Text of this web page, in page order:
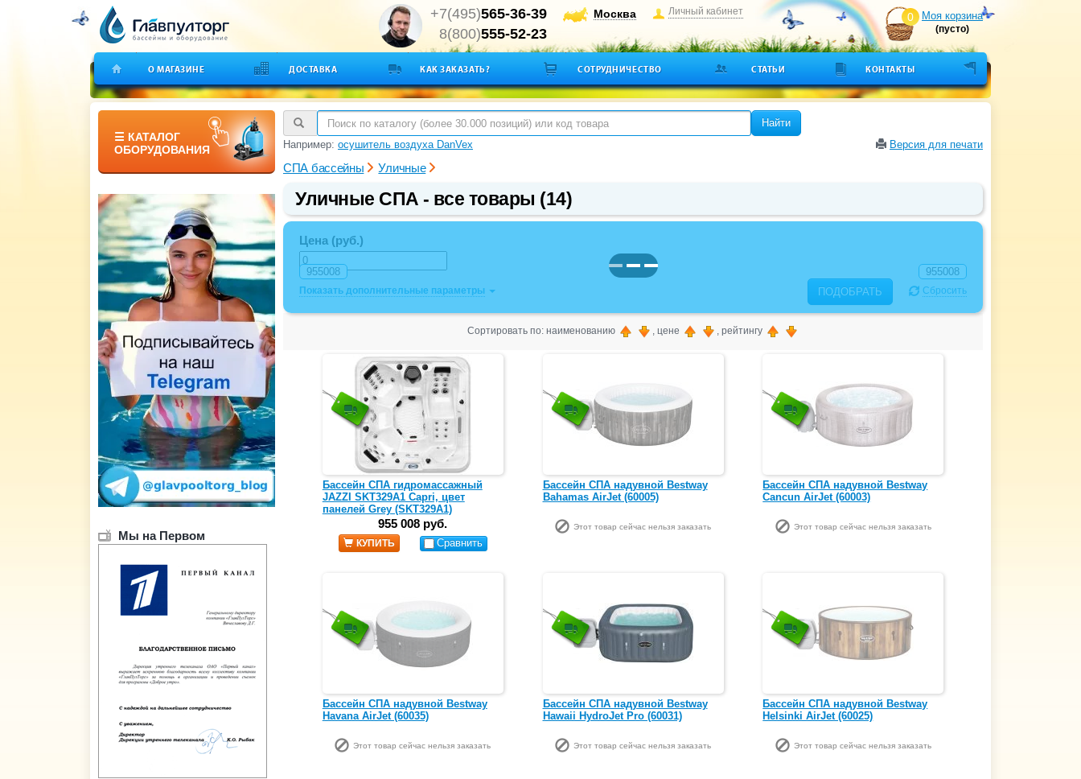
+7(495)565-36-39
8(800)555-52-23
Москва Личный кабинет 0 Моя корзина
(пусто)
О МАГАЗИНЕ ДОСТАВКА КАК ЗАКАЗАТЬ? СОТРУДНИЧЕСТВО СТАТЬИ КОНТАКТЫ
☰ КАТАЛОГ
ОБОРУДОВАНИЯ
Мы на Первом
Найти
Например: осушитель воздуха DanVex Версия для печати
СПА бассейны Уличные
Уличные СПА - все товары (14)
Цена (руб.)
Показать дополнительные параметры Сбросить
ПОДОБРАТЬ
Сортировать по: наименованию , цене , рейтингу
Бассейн СПА гидромассажный
JAZZI SKT329A1 Capri, цвет
панелей Grey (SKT329A1)
955 008 руб.
КУПИТЬ Сравнить
Бассейн СПА надувной Bestway
Bahamas AirJet (60005)
Этот товар сейчас нельзя заказать
Бассейн СПА надувной Bestway
Cancun AirJet (60003)
Этот товар сейчас нельзя заказать
Бассейн СПА надувной Bestway
Havana AirJet (60035)
Этот товар сейчас нельзя заказать
Бассейн СПА надувной Bestway
Hawaii HydroJet Pro (60031)
Этот товар сейчас нельзя заказать
Бассейн СПА надувной Bestway
Helsinki AirJet (60025)
Этот товар сейчас нельзя заказать